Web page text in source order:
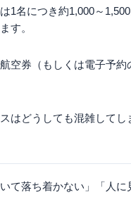
1名につき約1,000～
す。
空券（もしくは電子予約
はどうしても混雑して
いて落ち着かない」「人